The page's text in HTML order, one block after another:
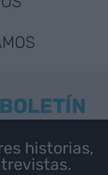
historias,